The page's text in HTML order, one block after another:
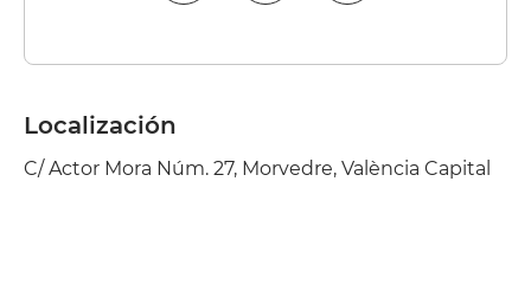
Localización
C/ Actor Mora Núm. 27, Morvedre, València Capital